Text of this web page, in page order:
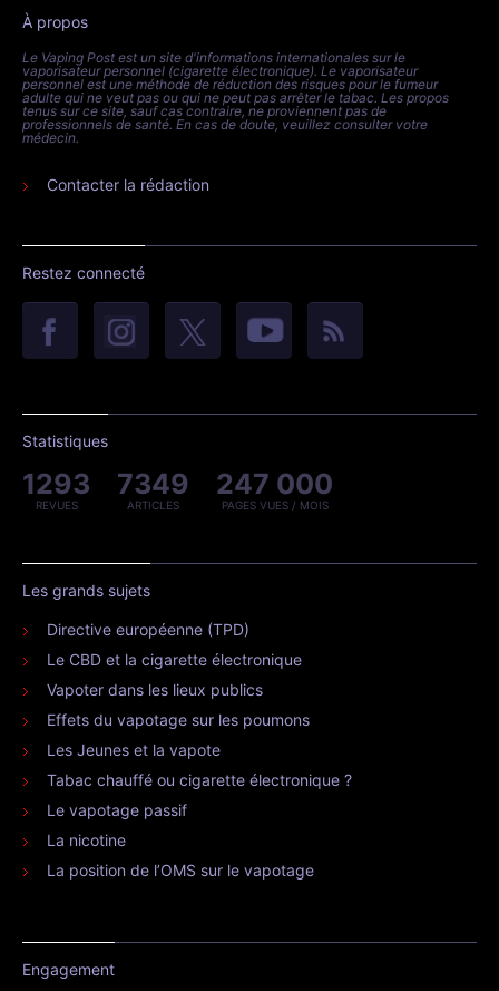
À propos
Le Vaping Post est un site d'informations internationales sur le
vaporisateur personnel (cigarette électronique). Le vaporisateur
personnel est une méthode de réduction des risques pour le fumeur
adulte qui ne veut pas ou qui ne peut pas arrêter le tabac. Les propos
tenus sur ce site, sauf cas contraire, ne proviennent pas de
professionnels de santé. En cas de doute, veuillez consulter votre
médecin.
Contacter la rédaction
Restez connecté
Statistiques
1293
REVUES
7349
ARTICLES
247 000
PAGES VUES / MOIS
Les grands sujets
Directive européenne (TPD)
Le CBD et la cigarette électronique
Vapoter dans les lieux publics
Effets du vapotage sur les poumons
Les Jeunes et la vapote
Tabac chauffé ou cigarette électronique ?
Le vapotage passif
La nicotine
La position de l’OMS sur le vapotage
Engagement